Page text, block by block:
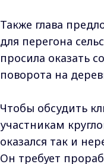
Также глава
для перегона
просила оказать
поворота на
Чтобы обсудить
участникам
оказался так и
Он требует